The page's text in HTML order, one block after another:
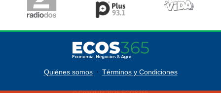
Quiénes somos · Términos y Condiciones